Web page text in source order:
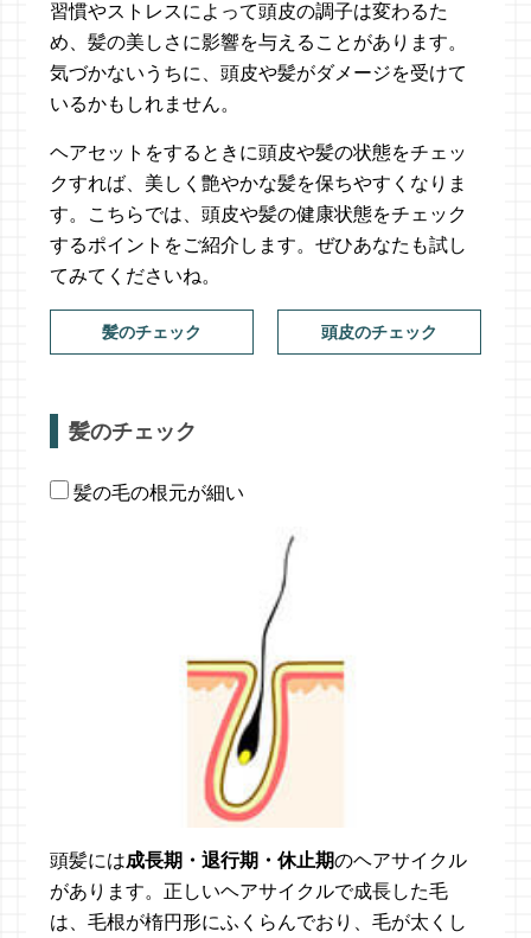
習慣やストレスによって頭皮の調子は変わるた
め、髪の美しさに影響を与えることがあります。
気づかないうちに、頭皮や髪がダメージを受けて
いるかもしれません。
ヘアセットをするときに頭皮や髪の状態をチェッ
クすれば、美しく艶やかな髪を保ちやすくなりま
す。こちらでは、頭皮や髪の健康状態をチェック
するポイントをご紹介します。ぜひあなたも試し
てみてくださいね。
髪のチェック 頭皮のチェック
髪のチェック
髪の毛の根元が細い
頭髪には成長期・退行期・休止期のヘアサイクル
があります。正しいヘアサイクルで成長した毛
は、毛根が楕円形にふくらんでおり、毛が太くし